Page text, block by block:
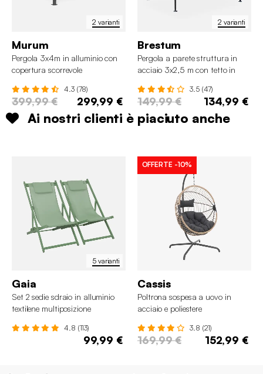
2 varianti
Murum
Pergola 3x4m in alluminio con
copertura scorrevole
4.3 (78)
399,99 € 299,99 €
2 varianti
Brestum
Pergola a parete struttura in
acciaio 3x2,5 m con tetto in
3.5 (47)
149,99 € 134,99 €
Ai nostri clienti è piaciuto anche
5 varianti
Gaia
Set 2 sedie sdraio in alluminio
textilene multiposizione
4.8 (113)
99,99 €
OFFERTE -10%
Cassis
Poltrona sospesa a uovo in
acciaio e poliestere
3.8 (21)
169,99 € 152,99 €